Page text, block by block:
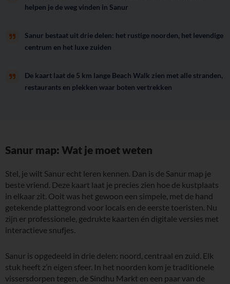
helpen je de weg vinden in Sanur
Sanur bestaat uit drie delen: het rustige noorden, het levendige
centrum en het luxe zuiden
De kaart laat de 5 km lange Beach Walk zien met alle stranden,
restaurants en plekken waar boten vertrekken
Sanur map: Wat je moet weten
Stel, je wilt Sanur echt leren kennen. Dan is de Sanur map je
beste vriend. Deze kaart laat je precies zien hoe de kustplaats
in elkaar zit. Ooit was het gewoon een simpele, met de hand
getekende plattegrond voor locals en de eerste toeristen. Nu
zijn er professionele, gedrukte kaarten én digitale versies met
interactieve snufjes.
Sanur is opgedeeld in drie delen: noord, centraal en zuid. Elk
stuk heeft z’n eigen sfeer. In het noorden kom je traditionele
vissersdorpen tegen, de Sindhu Markt en een paar van de